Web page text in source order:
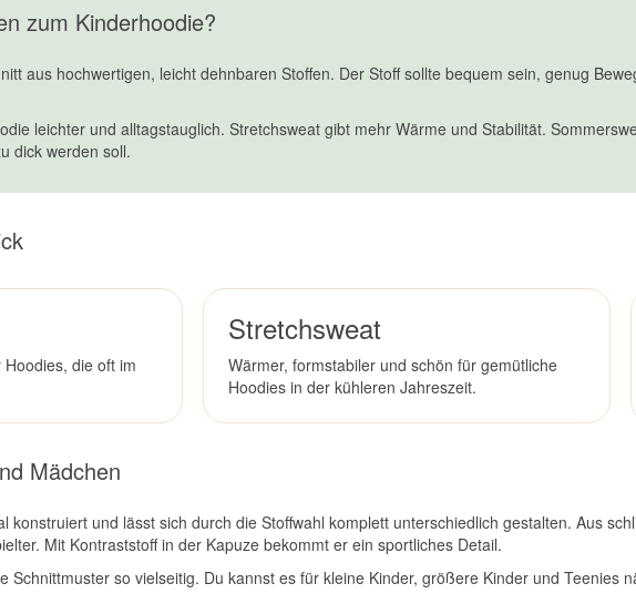
zum Kinderhoodie?
aus hochwertigen, leicht dehnbaren Stoffen. Der Stoff sollte bequem sein, genug
leichter und alltagstauglich. Stretchsweat gibt mehr Wärme und Stabilität.
dick werden soll.
die oft im
Stretchsweat
Wärmer, formstabiler und schön für gemütliche
Hoodies in der kühleren Jahreszeit.
Mädchen
konstruiert und lässt sich durch die Stoffwahl komplett unterschiedlich gestalten. Aus
Mit Kontraststoff in der Kapuze bekommt er ein sportliches Detail.
Schnittmuster so vielseitig. Du kannst es für kleine Kinder, größere Kinder und Teenies